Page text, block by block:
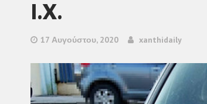
Ι.Χ.
17 Αυγούστου, 2020 xanthidaily